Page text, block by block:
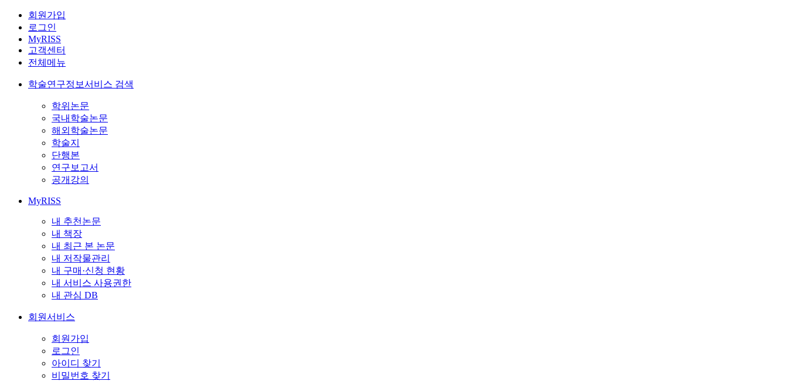
회원가입
로그인
MyRISS
고객센터
전체메뉴
학술연구정보서비스 검색
학위논문
국내학술논문
해외학술논문
학술지
단행본
연구보고서
공개강의
MyRISS
내 추천논문
내 책장
내 최근 본 논문
내 저작물관리
내 구매·신청 현황
내 서비스 사용권한
내 관심 DB
회원서비스
회원가입
로그인
아이디 찾기
비밀번호 찾기